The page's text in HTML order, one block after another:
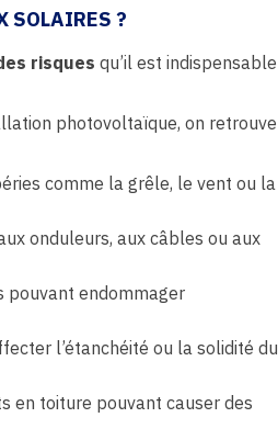
SOLAIRES ?
risques qu’il est indispensable
photovoltaïque, on retrouve
comme la grêle, le vent ou la
onduleurs, aux câbles ou aux
pouvant endommager
l’étanchéité ou la solidité du
en toiture pouvant causer des